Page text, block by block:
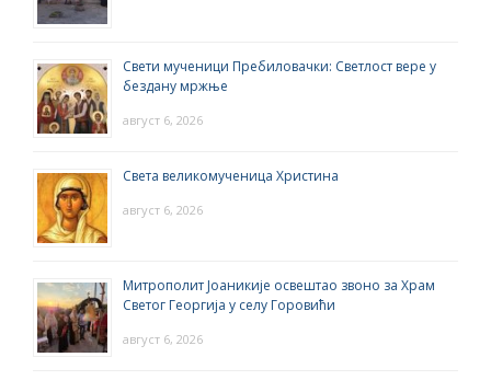
Свети мученици Пребиловачки: Светлост вере у
бездану мржње
август 6, 2026
Света великомученица Христина
август 6, 2026
Митрополит Јоаникије освештао звоно за Храм
Светог Георгија у селу Горовићи
август 6, 2026